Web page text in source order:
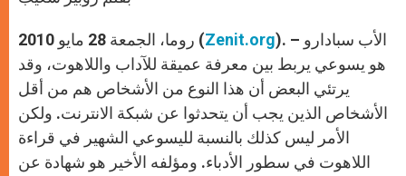
p e k
روما، الجمعة 28 مايو 2010 (Zenit.org). – الأب سبادارو
هو يسوعي يربط بين معرفة عميقة للآداب واللاهوت، وقد
يرتئي البعض أن هذا النوع من الأشخاص هم من أقل
الأشخاص الذين يجب أن يتحدثوا عن شبكة الانترنت. ولكن
الأمر ليس كذلك بالنسبة لليسوعي الشهير في قراءة
اللاهوت في سطور الأدباء. ومؤلفه الأخير هو شهادة عن